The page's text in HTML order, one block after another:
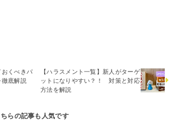
おくべきパ
底解説
【ハラスメント一覧】新人がターゲ
ットになりやすい？！ 対策と対応
方法を解説